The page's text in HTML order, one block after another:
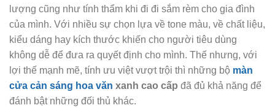
lượng cũng như tính thẩm khi đi đi sắm rèm cho gia đình
của mình. Với nhiều sự chọn lựa về tone màu, về chất liệu,
kiểu dáng hay kích thước khiến cho người tiêu dùng
không dễ để đưa ra quyết định cho mình. Thế nhưng, với
lợi thế mạnh mẽ, tính ưu việt vượt trội thì những bộ màn
cửa cản sáng hoa văn xanh cao cấp đã đủ khả năng để
đánh bật những đối thủ khác.